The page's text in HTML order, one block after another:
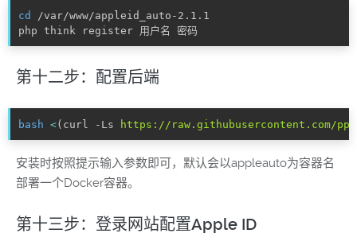
cd
/var/www/appleid_auto-2.1.1
php think register 用户名 密码
第十二步：配置后端
bash <( curl -Ls https://raw.githubusercontent.com/
安装时按照提示输入参数即可，默认会以appleauto为容器名
部署一个Docker容器。
第十三步：登录网站配置Apple ID